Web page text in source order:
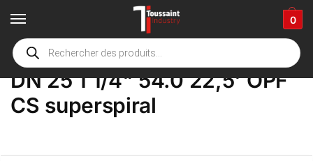
0
Accueil boutique / Product Options
DN 25 1 1/4" 54.0 22,5' OPF
CS superspiral